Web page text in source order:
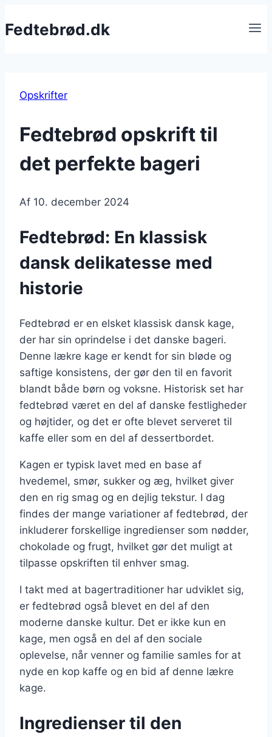
til
Fedtebrød.dk
Opskrifter
Fedtebrød opskrift til
det perfekte bageri
Af 10. december 2024
Fedtebrød: En klassisk
dansk delikatesse med
historie
Fedtebrød er en elsket klassisk dansk kage,
der har sin oprindelse i det danske bageri.
Denne lækre kage er kendt for sin bløde og
saftige konsistens, der gør den til en favorit
blandt både børn og voksne. Historisk set har
fedtebrød været en del af danske festligheder
og højtider, og det er ofte blevet serveret til
kaffe eller som en del af dessertbordet.
Kagen er typisk lavet med en base af
hvedemel, smør, sukker og æg, hvilket giver
den en rig smag og en dejlig tekstur. I dag
findes der mange variationer af fedtebrød, der
inkluderer forskellige ingredienser som nødder,
chokolade og frugt, hvilket gør det muligt at
tilpasse opskriften til enhver smag.
I takt med at bagertraditioner har udviklet sig,
er fedtebrød også blevet en del af den
moderne danske kultur. Det er ikke kun en
kage, men også en del af den sociale
oplevelse, når venner og familie samles for at
nyde en kop kaffe og en bid af denne lækre
kage.
Ingredienser til den